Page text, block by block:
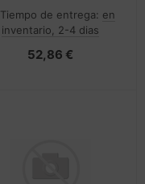
Tiempo de entrega: en
inventario, 2-4 dias
52,86 €